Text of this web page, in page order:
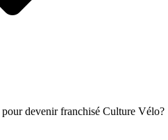
devenir franchisé Culture Vélo?